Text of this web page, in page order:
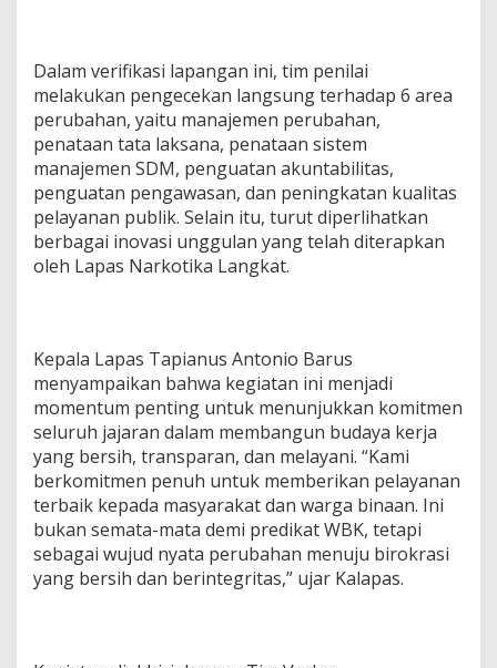
Dalam verifikasi lapangan ini, tim penilai
melakukan pengecekan langsung terhadap 6 area
perubahan, yaitu manajemen perubahan,
penataan tata laksana, penataan sistem
manajemen SDM, penguatan akuntabilitas,
penguatan pengawasan, dan peningkatan kualitas
pelayanan publik. Selain itu, turut diperlihatkan
berbagai inovasi unggulan yang telah diterapkan
oleh Lapas Narkotika Langkat.
Kepala Lapas Tapianus Antonio Barus
menyampaikan bahwa kegiatan ini menjadi
momentum penting untuk menunjukkan komitmen
seluruh jajaran dalam membangun budaya kerja
yang bersih, transparan, dan melayani. “Kami
berkomitmen penuh untuk memberikan pelayanan
terbaik kepada masyarakat dan warga binaan. Ini
bukan semata-mata demi predikat WBK, tetapi
sebagai wujud nyata perubahan menuju birokrasi
yang bersih dan berintegritas,” ujar Kalapas.